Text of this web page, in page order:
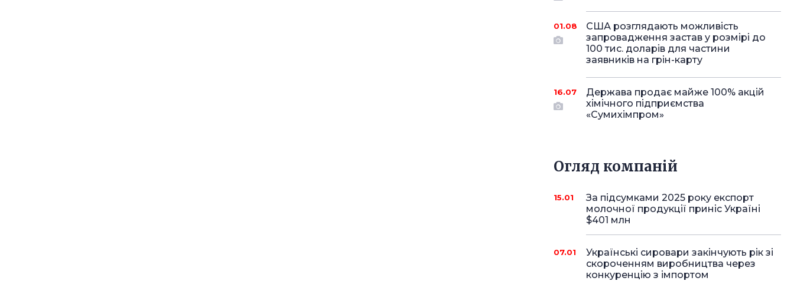
01.08
США розглядають можливість
запровадження застав у розмірі до
100 тис. доларів для частини
заявників на грін-карту
16.07
Держава продає майже 100% акцій
хімічного підприємства
«Сумихімпром»
Огляд компаній
15.01
За підсумками 2025 року експорт
молочної продукції приніс Україні
$401 млн
07.01
Українські сировари закінчують рік зі
скороченням виробництва через
конкуренцію з імпортом